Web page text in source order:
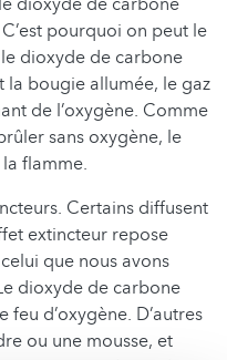
pourquoi on peut le
dioxyde de carbone
la bougie allumée, le gaz
de l’oxygène. Comme
sans oxygène, le
flamme.
Certains diffusent
extincteur repose
que nous avons
dioxyde de carbone
d’oxygène. D’autres
ou une mousse, et